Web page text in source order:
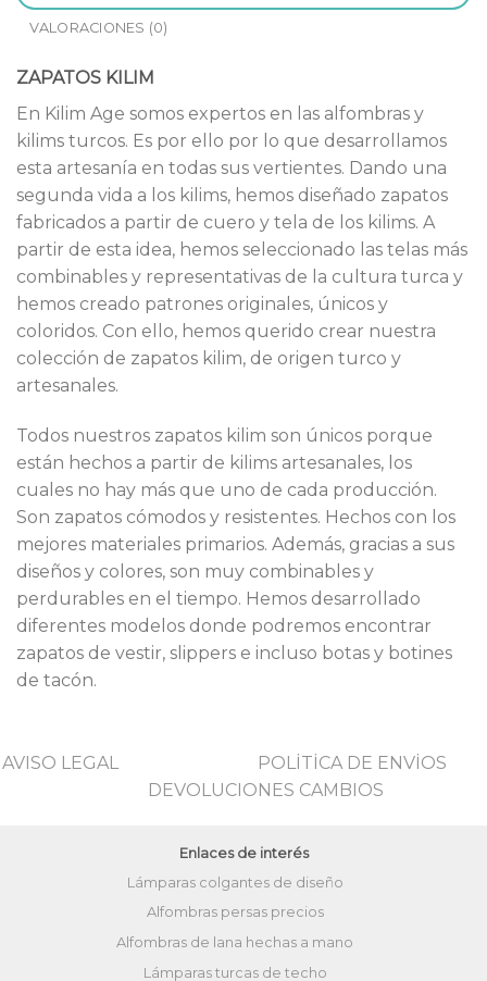
VALORACIONES (0)
ZAPATOS KILIM
En Kilim Age somos expertos en las alfombras y
kilims turcos. Es por ello por lo que desarrollamos
esta artesanía en todas sus vertientes. Dando una
segunda vida a los kilims, hemos diseñado zapatos
fabricados a partir de cuero y tela de los kilims. A
partir de esta idea, hemos seleccionado las telas más
combinables y representativas de la cultura turca y
hemos creado patrones originales, únicos y
coloridos. Con ello, hemos querido crear nuestra
colección de zapatos kilim, de origen turco y
artesanales.
Todos nuestros zapatos kilim son únicos porque
están hechos a partir de kilims artesanales, los
cuales no hay más que uno de cada producción.
Son zapatos cómodos y resistentes. Hechos con los
mejores materiales primarios. Además, gracias a sus
diseños y colores, son muy combinables y
perdurables en el tiempo. Hemos desarrollado
diferentes modelos donde podremos encontrar
zapatos de vestir, slippers e incluso botas y botines
de tacón.
AVISO LEGAL
POLİTİCA DE ENVİOS
DEVOLUCIONES CAMBIOS
Enlaces de interés
Lámparas colgantes de diseño
Alfombras persas precios
Alfombras de lana hechas a mano
Lámparas turcas de techo